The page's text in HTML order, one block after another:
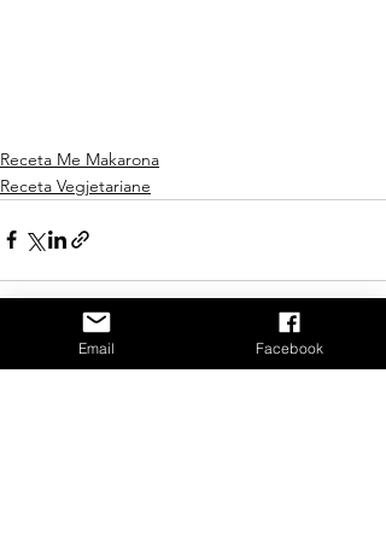
Receta Me Makarona
Receta Vegjetariane
See All
Email Facebook